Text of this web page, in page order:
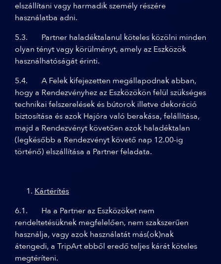
elszállítani vagy harmadik személy részére
használatba adni.
5.3. Partner haladéktalanul köteles közölni minden
olyan tényt vagy körülményt, amely az Eszközök
használhatóságát érinti.
5.4. A Felek kifejezetten megállapodnak abban,
hogy a Rendezvényhez az Eszközökön felül szükséges
technikai felszerelések és bútorok illetve dekoráció
biztosítása és azok Hajóra való berakása, felállítása,
majd a Rendezvényt követően azok haladéktalan
(legkésőbb a Rendezvényt követő nap 12.00-ig
történő) elszállítása a Partner feladata.
Kártérítés
6.1. Ha a Partner az Eszközöket nem
rendeltetésüknek megfelelően, nem szakszerűen
használja, vagy azok használatát más(ok)nak
átengedi, a TripArt ebből eredő teljes kárát köteles
megtéríteni.